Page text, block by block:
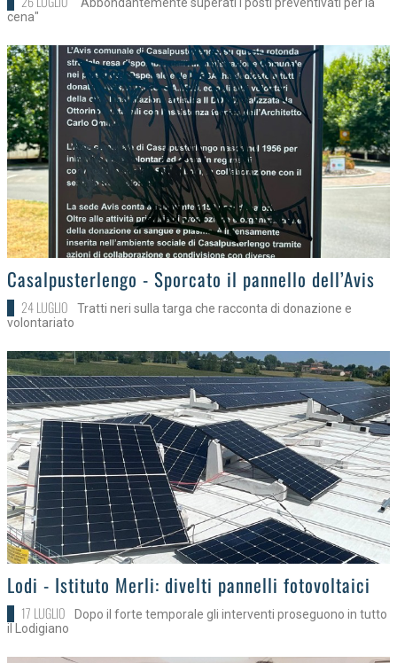
cena"
>
Casalpusterlengo - Sporcato il pannello dell’Avis
24 LUGLIO
Tratti neri sulla targa che racconta di donazione e
volontariato
>Lodi - Istituto Merli: divelti pannelli fotovoltaici
17 LUGLIO
Dopo il forte temporale gli interventi proseguono in tutto
il Lodigiano